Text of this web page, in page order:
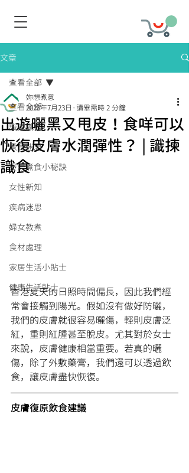
文章
查看全部
識揀識食
煮食迷思
煲湯煮食小秘訣
女性新知
疾病迷思
婦女教煮
食材處理
家居生活小貼士
健康生活貼士
查看全部
出遊曬黑又甩皮！食咩可以
恢復皮膚水潤彈性？ | 識揀
識食
妳想煮意
2023年7月23日 讀畢需時 2 分鐘
香港夏天的日照時間偏長，因此我們經
常會接觸到陽光。假如沒有做好防曬，
我們的皮膚就很容易曬傷，輕則皮膚泛
紅，重則紅腫甚至脫皮。尤其對於女士
來說，皮膚健康相當重要。若真的曬
傷，除了外敷藥膏，我們還可以透過飲
食，讓皮膚盡快恢復。
皮膚復原飲食建議